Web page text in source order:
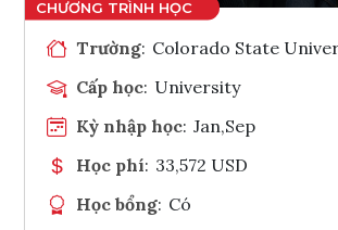
Trường: Colorado State
Cấp học: University
Kỳ nhập học: Jan,Sep
Học phí: 33,572 USD
Học bổng: Có